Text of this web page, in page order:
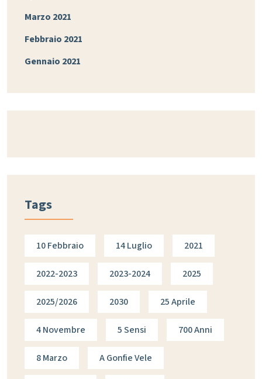
Marzo 2021
Febbraio 2021
Gennaio 2021
Tags
10 Febbraio 14 Luglio 2021
2022-2023 2023-2024 2025
2025/2026 2030 25 Aprile
4 Novembre 5 Sensi 700 Anni
8 Marzo A Gonfie Vele